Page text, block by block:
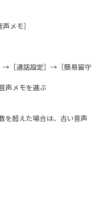
メモ］
［通話設定］→［簡易留守
声メモを選ぶ
を超えた場合は、古い音声